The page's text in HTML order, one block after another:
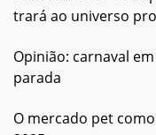
trará ao universo
Opinião: carnaval
parada
O mercado pet